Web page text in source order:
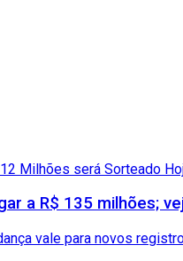
a R$ 135 milhões;